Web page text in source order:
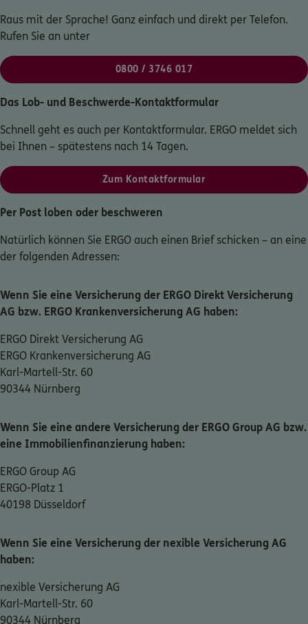
0800 / 3746 017
Mo–Sa 7–20 Uhr (gebührenfrei)
ERGO Berater finden
Kundenportal Log-in
Raus mit der Sprache! Ganz einfach und direkt per Telefon.
Rufen Sie an unter
0800 / 3746 017
Das Lob- und Beschwerde-Kontaktformular
Schnell geht es auch per Kontaktformular. ERGO meldet sich
bei Ihnen – spätestens nach 14 Tagen.
Zum Kontaktformular
Per Post loben oder beschweren
Natürlich können Sie ERGO auch einen Brief schicken – an eine
der folgenden Adressen:
Wenn Sie eine Versicherung der ERGO Direkt Versicherung
AG bzw. ERGO Krankenversicherung AG haben:
ERGO Direkt Versicherung AG
ERGO Krankenversicherung AG
Karl-Martell-Str. 60
90344 Nürnberg
Wenn Sie eine andere Versicherung der ERGO Group AG bzw.
eine Immobilienfinanzierung haben:
ERGO Group AG
ERGO-Platz 1
40198 Düsseldorf
Wenn Sie eine Versicherung der nexible Versicherung AG
haben:
nexible Versicherung AG
Karl-Martell-Str. 60
90344 Nürnberg